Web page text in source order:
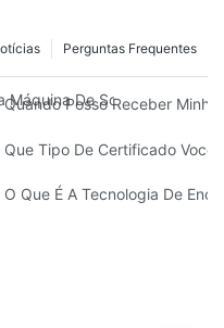
Perguntas Frequentes
Máquina De Sopro De
Quando Posso Receber
Que Tipo De Certificado Você
Quando Ele Chegar?
O Que É A Tecnologia De